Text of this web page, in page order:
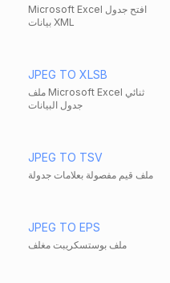
Microsoft Excel افتح جدول
بيانات XML
JPEG TO XLSB
ملف Microsoft Excel ثنائي
جدول البيانات
JPEG TO TSV
ملف قيم مفصولة بعلامات جدولة
JPEG TO EPS
ملف بوستسكريبت مغلف